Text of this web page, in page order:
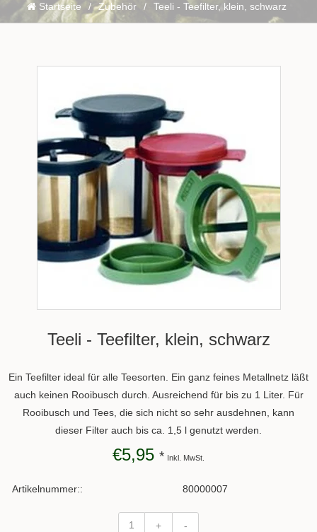
Startseite / Zubehör / Teeli - Teefilter, klein, schwarz
Teeli - Teefilter, klein, schwarz
Ein Teefilter ideal für alle Teesorten. Ein ganz feines Metallnetz läßt
auch keinen Rooibusch durch. Ausreichend für bis zu 1 Liter. Für
Rooibusch und Tees, die sich nicht so sehr ausdehnen, kann
dieser Filter auch bis ca. 1,5 l genutzt werden.
€5,95 * Inkl. MwSt.
Artikelnummer:: 80000007
+ -